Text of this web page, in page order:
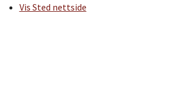
Vis Sted nettside